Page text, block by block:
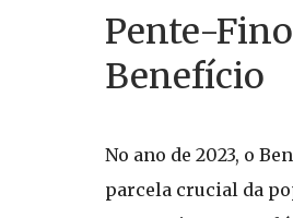
Pente-
Benefício
No ano de 2023, o
parcela crucial da